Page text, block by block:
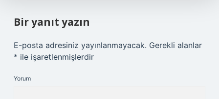
Bir yanıt yazın
E-posta adresiniz yayınlanmayacak. Gerekli alanlar
* ile işaretlenmişlerdir
Yorum